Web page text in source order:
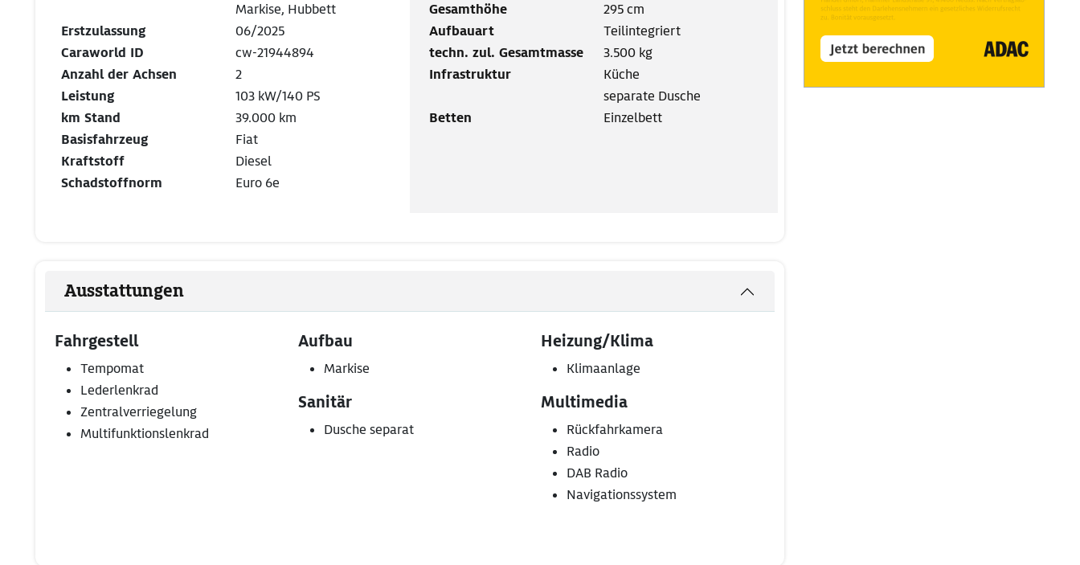
Markise, Hubbett
Erstzulassung
06/2025
Caraworld ID
cw-21944894
Anzahl der Achsen
2
Leistung
103 kW/140 PS
km Stand
39.000 km
Basisfahrzeug
Fiat
Kraftstoff
Diesel
Schadstoffnorm
Euro 6e
Gesamthöhe
295 cm
Aufbauart
Teilintegriert
techn. zul. Gesamtmasse
3.500 kg
Infrastruktur
Küche
separate Dusche
Betten
Einzelbett
Ausstattungen
Fahrgestell
Tempomat
Lederlenkrad
Zentralverriegelung
Multifunktionslenkrad
Aufbau
Markise
Heizung/Klima
Klimaanlage
Sanitär
Dusche separat
Multimedia
Rückfahrkamera
Radio
DAB Radio
Navigationssystem